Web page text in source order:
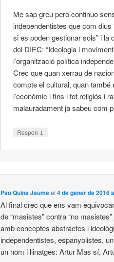
Me sap greu però continuo
independentistes que com
si es poden gestionar sols” i la
del DIEC: “Ideologia i
l’organització política
Crec que quan xerrau de
compte el cultural, quan també
l’econòmic i fins i tot religiós i
malauradament ja sabeu com
Respon ↓
Pau Quina Jaumeel4 de gener de 2016
Al final crec que ens vam
de “masistes” contra “no
amb conceptes abstractes i
independentistes, espanyolistes,
un nom i llinatges: Artur Mas sí,